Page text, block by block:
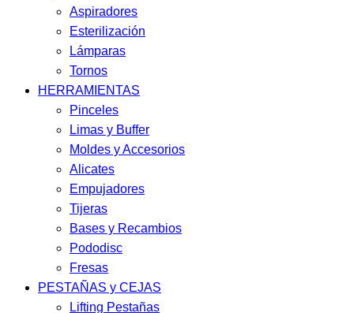
Aspiradores
Esterilización
Lámparas
Tornos
HERRAMIENTAS
Pinceles
Limas y Buffer
Moldes y Accesorios
Alicates
Empujadores
Tijeras
Bases y Recambios
Pododisc
Fresas
PESTAÑAS y CEJAS
Lifting Pestañas